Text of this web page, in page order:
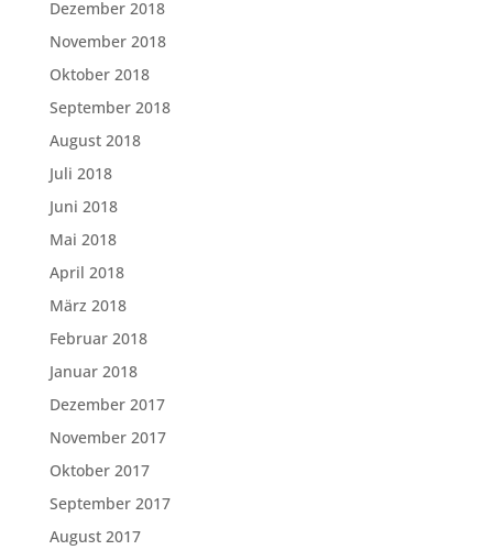
Dezember 2018
November 2018
Oktober 2018
September 2018
August 2018
Juli 2018
Juni 2018
Mai 2018
April 2018
März 2018
Februar 2018
Januar 2018
Dezember 2017
November 2017
Oktober 2017
September 2017
August 2017